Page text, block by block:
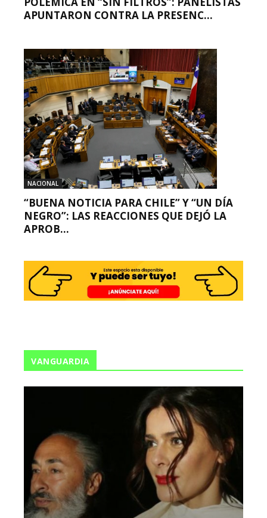
APUNTARON CONTRA LA PRESENC...
NACIONAL
“BUENA NOTICIA PARA CHILE” Y “UN DÍA
NEGRO”: LAS REACCIONES QUE DEJÓ LA
APROB...
VANGUARDIA